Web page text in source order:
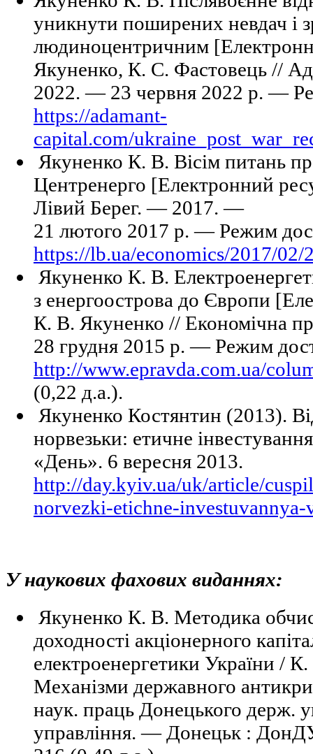
уникнути поширених невдач і
людиноцентричним
Якуненко, К. С. Фастовець //
2022. — 23 червня 2022 р. —
https://adamant-
capital.com/
Якуненко К. В. Вісім питань
Центренерго [Електронний
Лівий Берег. — 2017. —
21 лютого 2017 р. — Режим
https://lb.ua/economics/2017/
Якуненко К. В.
з енергоострова до Європи
К. В. Якуненко // Економічна
28 грудня 2015 р. — Режим
http://www.epravda.com.ua/
(0,22 д.а.).
Якуненко Костянтин (2013).
норвезьки: етичне
«День». 6 вересня 2013.
http://day.kyiv.ua/uk/article/
norvezki-etichne-investuvannya-
У наукових фахових виданнях:
Якуненко К. В. Методика
доходності акціонерного
електроенергетики України /
Механізми державного
наук. праць Донецького держ.
управління. — Донецьк :